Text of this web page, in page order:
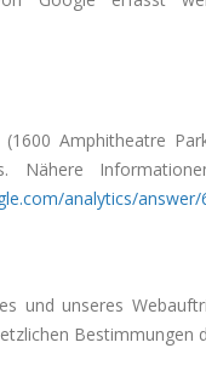
Amphitheatre
Nähere
analytics/answer/
und unseres
Bestimmungen